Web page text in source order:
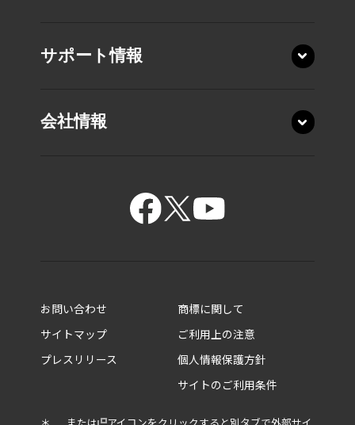
14.0型 XP9・XP6
14.0型 XD5
14.0型 R9・R8・R7
13.3型 X8・X6
ビジネスノートPC
5in1／2in1ビジネスPC
サポート情報
会社情報
お問い合わせ
サイトマップ
プレスリリース
商標に関して
ご利用上の注意
個人情報保護方針
サイトのご利用条件